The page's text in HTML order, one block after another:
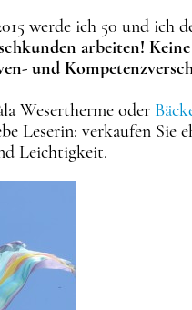
werde ich 50 und ich
arbeiten!
und
Wesertherme oder
Leserin: verkaufen
Leichtigkeit.